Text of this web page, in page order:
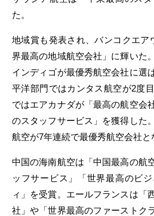
た。
地域賞も発表され、バンコクエア
界最高の地域航空会社」に輝いた
インディゴが最優秀航空会社に選
平洋部門ではカンタス航空が2度
ではエアカナダが「最高の航空会
のスタッフサービス」を獲得した
航空が7年連続で最優秀航空会社と
中国の海南航空は「中国最高の航
ッフサービス」「世界最高のビ
ィ」を受賞。エールフランスは「
社」や「世界最高のファーストク